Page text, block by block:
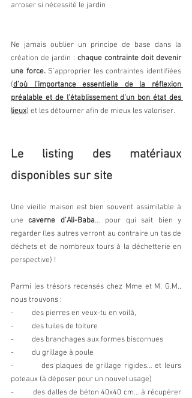
arroser si nécessité le jardin
Ne jamais oublier un principe de base dans la
création de jardin : chaque contrainte doit devenir
une force. S’approprier les contraintes identifiées
(d’où l’importance essentielle de la réflexion
préalable et de l’établissement d’un bon état des
lieux) et les détourner afin de mieux les valoriser.
Le listing des matériaux
disponibles sur site
Une vieille maison est bien souvent assimilable à
une caverne d’Ali-Baba… pour qui sait bien y
regarder (les autres verront au contraire un tas de
déchets et de nombreux tours à la déchetterie en
perspective) !
Parmi les trésors recensés chez Mme et M. G.M.,
nous trouvons :
-          des pierres en veux-tu en voilà,
-          des tuiles de toiture
-          des branchages aux formes biscornues
-          du grillage à poule
-          des plaques de grillage rigides… et leurs
poteaux (à déposer pour un nouvel usage)
-         des dalles de béton 40x40 cm… à récupérer